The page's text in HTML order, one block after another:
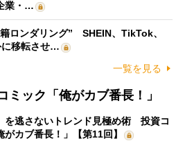
業・…
ロンダリング” SHEIN、TikTok、
移転させ…
一覧を見る
ミック「俺がカブ番長！」
を逃さないトレンド見極め術 投資コ
がカブ番長！」【第11回】